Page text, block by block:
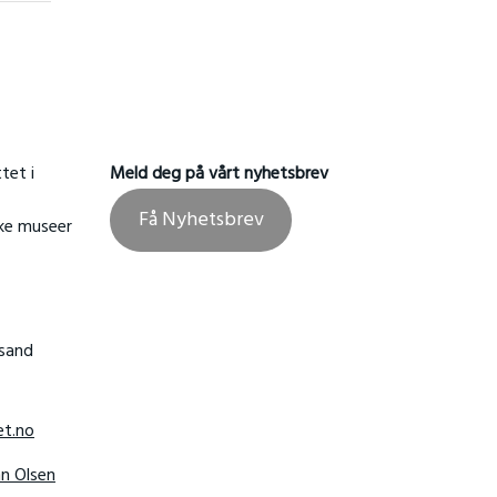
i
museer
Olsen
Meld deg på vårt nyhetsbrev
Få Nyhetsbrev